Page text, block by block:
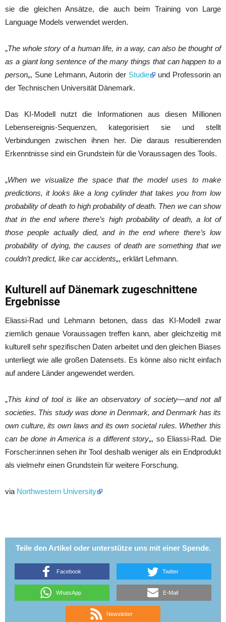
sie die gleichen Ansätze, die auch beim Training von Large
Language Models verwendet werden.
„The whole story of a human life, in a way, can also be thought of
as a giant long sentence of the many things that can happen to a
person„, Sune Lehmann, Autorin der Studie
und Professorin an
der Technischen Universität Dänemark.
Das KI-Modell nutzt die Informationen aus diesen Millionen
Lebensereignis-Sequenzen, kategorisiert sie und stellt
Verbindungen zwischen ihnen her. Die daraus resultierenden
Erkenntnisse sind ein Grundstein für die Voraussagen des Tools.
„When we visualize the space that the model uses to make
predictions, it looks like a long cylinder that takes you from low
probability of death to high probability of death. Then we can show
that in the end where there’s high probability of death, a lot of
those people actually died, and in the end where there’s low
probability of dying, the causes of death are something that we
couldn’t predict, like car accidents„, erklärt Lehmann.
Kulturell auf Dänemark zugeschnittene
Ergebnisse
Eliassi-Rad und Lehmann betonen, dass das KI-Modell zwar
ziemlich genaue Voraussagen treffen kann, aber gleichzeitig mit
kulturell sehr spezifischen Daten arbeitet und den gleichen Biases
unterliegt wie alle großen Datensets. Es könne also nicht einfach
auf andere Länder angewendet werden.
„This kind of tool is like an observatory of society—and not all
societies. This study was done in Denmark, and Denmark has its
own culture, its own laws and its own societal rules. Whether this
can be done in America is a different story„, so Eliassi-Rad. Die
Forscher:innen sehen ihr Tool deshalb weniger als ein Endprodukt
als vielmehr einen Grundstein für weitere Forschung.
via Northwestern University
Teile den Artikel oder unterstütze uns mit einer Spende.
Facebook Twitter
WhatsApp E-Mail
Newsletter